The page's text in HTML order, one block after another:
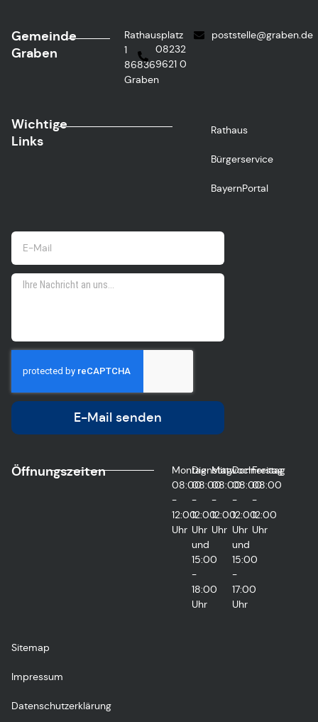
Gemeinde
Graben
Rathausplatz
1
86836
Graben
08232
9621 0
poststelle@graben.de
Wichtige
Links
Rathaus
Bürgerservice
BayernPortal
E-Mail senden
Öffnungszeiten
Montag
08:00
-
12:00
Uhr
Dienstag
08:00
-
12:00
Uhr
und
15:00
-
18:00
Uhr
Mittwoch
08:00
-
12:00
Uhr
Donnerstag
08:00
-
12:00
Uhr
und
15:00
-
17:00
Uhr
Freitag
08:00
-
12:00
Uhr
Sitemap
Impressum
Datenschutzerklärung